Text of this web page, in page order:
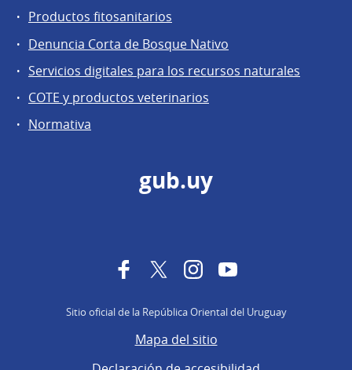
Productos fitosanitarios
Denuncia Corta de Bosque Nativo
Servicios digitales para los recursos naturales
COTE y productos veterinarios
Normativa
gub.uy
FacebookTwitterInstagramYouTube
Sitio oficial de la República Oriental del Uruguay
Mapa del sitio